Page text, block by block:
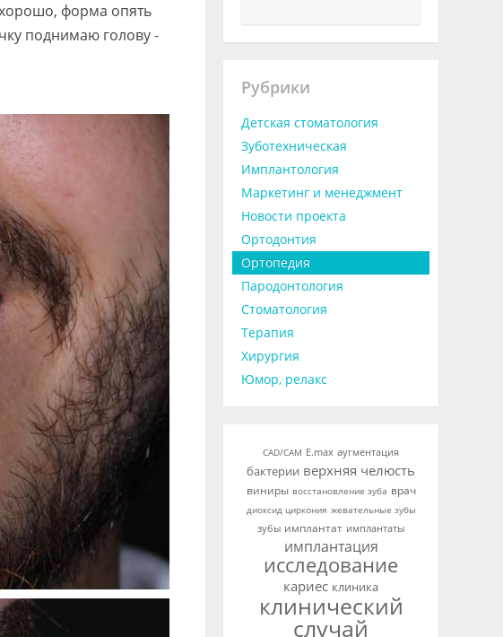
форма опять
поднимаю голову -
Рубрики
Детская стоматология
Зуботехническая
Имплантология
Маркетинг и менеджмент
Новости проекта
Ортодонтия
Ортопедия
Пародонтология
Стоматология
Терапия
Хирургия
Юмор, релакс
CAD/CAM E.max аугментация
бактерии верхняя челюсть
виниры восстановление зуба врач
диоксид циркония жевательные зубы
зубы имплантат имплантаты
имплантация
исследование
кариес клиника
клинический
случай